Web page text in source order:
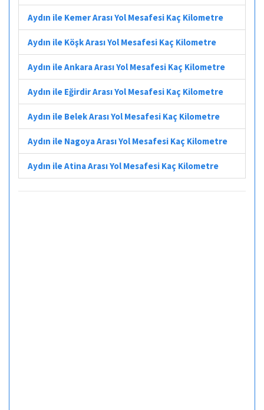
Aydın ile Kemer Arası Yol Mesafesi Kaç Kilometre
Aydın ile Köşk Arası Yol Mesafesi Kaç Kilometre
Aydın ile Ankara Arası Yol Mesafesi Kaç Kilometre
Aydın ile Eğirdir Arası Yol Mesafesi Kaç Kilometre
Aydın ile Belek Arası Yol Mesafesi Kaç Kilometre
Aydın ile Nagoya Arası Yol Mesafesi Kaç Kilometre
Aydın ile Atina Arası Yol Mesafesi Kaç Kilometre